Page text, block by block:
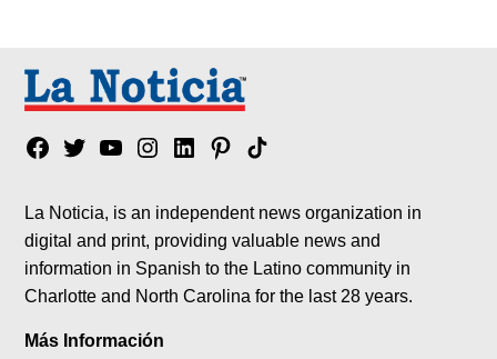
Facebook
TwitterYouTubeInstagram
LinkedinPinterest
Tik
La Noticia, is an independent news organization in
digital and print, providing valuable news and
information in Spanish to the Latino community in
Charlotte and North Carolina for the last 28 years.
Más Información